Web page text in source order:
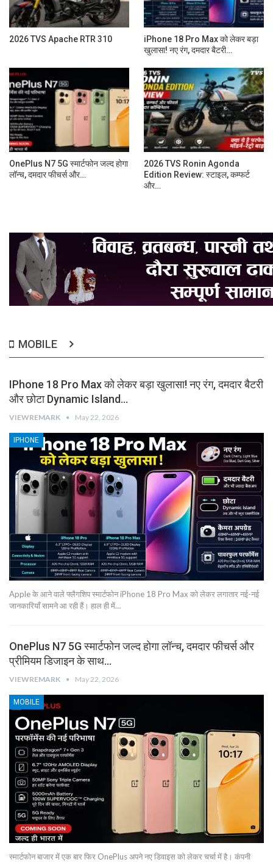
2026 TVS Apache RTR 310
iPhone 18 Pro Max को लेकर बड़ा
खुलासा! नए रंग, दमदार बैटरी…
OnePlus N7 5G स्मार्टफोन जल्द होगा
लॉन्च, दमदार फीचर्स और…
2026 TVS Ronin Agonda
Edition Review: स्टाइल, कम्फर्ट
और…
MOBILE
IPhone 18 Pro Max को लेकर बड़ा खुलासा! नए रंग, दमदार बैटरी
और छोटा Dynamic Island…
VIEWREMARK May 22, 2026
IPHONE
Apple के आने वाले फ्लैगशिप स्मार्टफोन iPhone 18 Pro Max को लेकर लगातार नई-नई
जानकारियाँ सामने आ रही हैं। हाल ही में…
OnePlus N7 5G स्मार्टफोन जल्द होगा लॉन्च, दमदार फीचर्स और
प्रीमियम डिजाइन के साथ…
VIEWREMARK May 22, 2026
MOBILE
स्मार्टफोन बाजार में एक बार फिर OnePlus अपने नए डिवाइस को लेकर चर्चा में है। कंपनी